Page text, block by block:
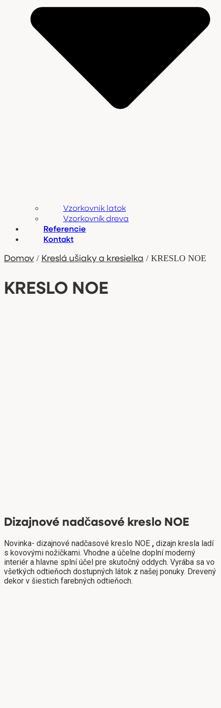
Vzorkovnik latok
Vzorkovník dreva
Referencie
Kontakt
Domov / Kreslá ušiaky a kresielka / KRESLO NOE
KRESLO NOE
Dizajnové nadčasové kreslo NOE
Novinka- dizajnové nadčasové kreslo NOE , dizajn kresla ladí
s kovovými nožičkami. Vhodne a účelne doplní moderný
interiér a hlavne splní účel pre skutočný oddych. Vyrába sa vo
všetkých odtieňoch dostupných látok z našej ponuky. Drevený
dekor v šiestich farebných odtieňoch.